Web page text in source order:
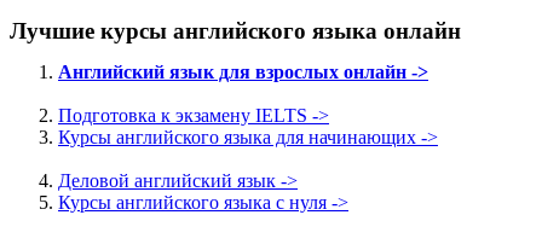
Лучшие курсы английского языка онлайн
Английский язык для взрослых онлайн ->
Подготовка к экзамену IELTS ->
Курсы английского языка для начинающих ->
Деловой английский язык ->
Курсы английского языка с нуля ->